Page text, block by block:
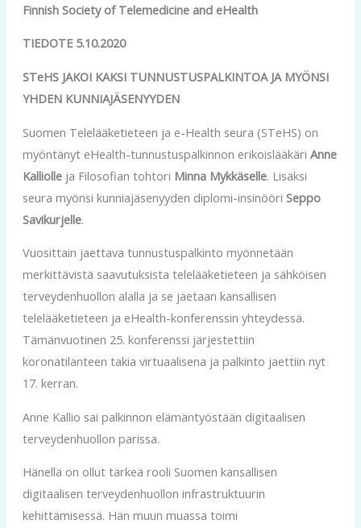
Finnish Society of Telemedicine and eHealth
TIEDOTE 5.10.2020
STeHS JAKOI KAKSI TUNNUSTUSPALKINTOA JA MYÖNSI
YHDEN KUNNIAJÄSENYYDEN
Suomen Telelääketieteen ja e-Health seura (STeHS) on
myöntänyt eHealth-tunnustuspalkinnon erikoislääkäri Anne
Kalliolleja Filosofian tohtori Minna Mykkäselle. Lisäksi
seura myönsi kunniajäsenyyden diplomi-insinööri Seppo
Savikurjelle.
Vuosittain jaettava tunnustuspalkinto myönnetään
merkittävistä saavutuksista telelääketieteen ja sähköisen
terveydenhuollon alalla ja se jaetaan kansallisen
telelääketieteen ja eHealth-konferenssin yhteydessä.
Tämänvuotinen 25. konferenssi järjestettiin
koronatilanteen takia virtuaalisena ja palkinto jaettiin nyt
17. kerran.
Anne Kallio sai palkinnon elämäntyöstään digitaalisen
terveydenhuollon parissa.
Hänellä on ollut tärkeä rooli Suomen kansallisen
digitaalisen terveydenhuollon infrastruktuurin
kehittämisessä. Hän muun muassa toimi